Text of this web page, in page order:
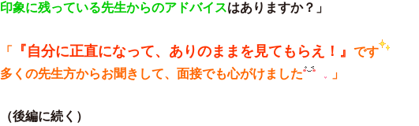
印象に残っている先生からのアドバイスはありますか？」
「 『自分に正直になって、ありのままを見てもらえ！』 です
多くの先生方からお聞きして、面接でも心がけました
」
（後編に続く）